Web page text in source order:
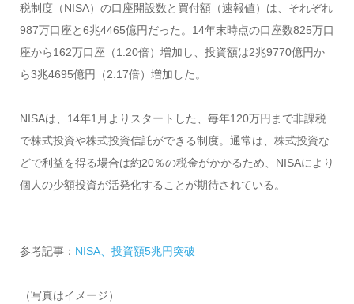
税制度（NISA）の口座開設数と買付額（速報値）は、それぞれ
987万口座と6兆4465億円だった。14年末時点の口座数825万口
座から162万口座（1.20倍）増加し、投資額は2兆9770億円か
ら3兆4695億円（2.17倍）増加した。
NISAは、14年1月よりスタートした、毎年120万円まで非課税
で株式投資や株式投資信託ができる制度。通常は、株式投資な
どで利益を得る場合は約20％の税金がかかるため、NISAにより
個人の少額投資が活発化することが期待されている。
参考記事： NISA、投資額5兆円突破
（写真はイメージ）